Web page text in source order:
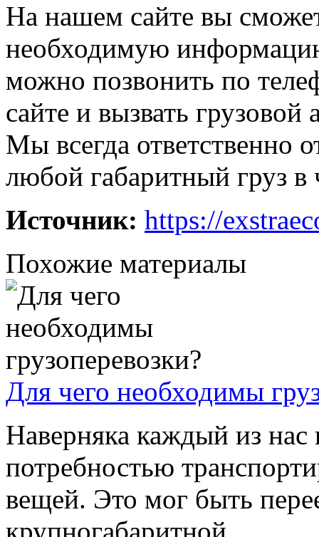
На нашем сайте вы
необходимую
можно позвонить по
сайте и вызвать
Мы всегда ответственно
любой габаритный груз в
Источник: https://
Похожие материалы
Для чего необходимы
Наверняка каждый из нас
потребностью
вещей. Это мог быть